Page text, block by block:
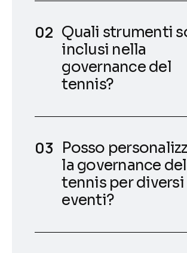
Quali strumenti
inclusi nella
governance del
tennis?
Posso
la governance del
tennis per diversi
eventi?